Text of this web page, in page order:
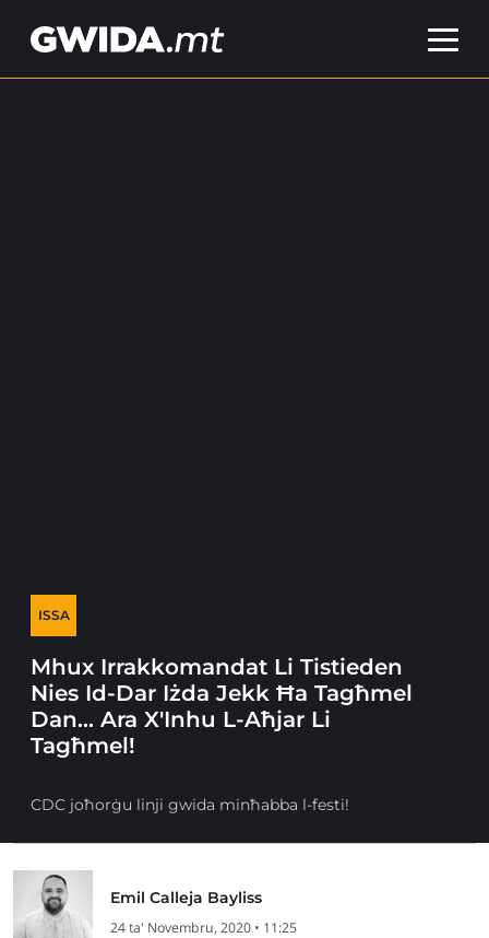
ISSA
Mhux Irrakkomandat Li Tistieden
Nies Id-Dar Iżda Jekk Ħa Tagħmel
Dan… Ara X'Inhu L-Aħjar Li
Tagħmel!
CDC joħorġu linji gwida minħabba l-festi!
Emil Calleja Bayliss
24 ta' Novembru, 2020 • 11:25